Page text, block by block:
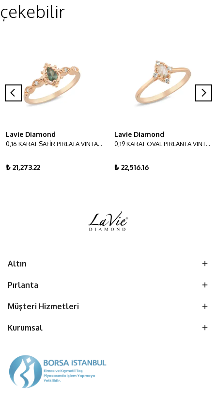
çekebilir
Lavie Diamond
0,16 KARAT SAFİR PIRLATA VINTAGE YÜZÜK
₺ 21,273.22
Lavie Diamond
0,19 KARAT OVAL PIRLANTA VINTAGE YÜZÜK
₺ 22,516.16
Altın
Pırlanta
Müşteri Hizmetleri
Kurumsal